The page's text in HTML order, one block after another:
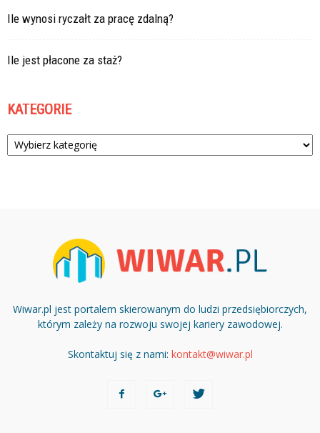
Ile wynosi ryczałt za pracę zdalną?
Ile jest płacone za staż?
KATEGORIE
Kategorie
Wiwar.pl jest portalem skierowanym do ludzi przedsiębiorczych,
którym zależy na rozwoju swojej kariery zawodowej.
Skontaktuj się z nami: kontakt@wiwar.pl